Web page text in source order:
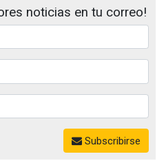
noticias en tu correo!
Subscribirse